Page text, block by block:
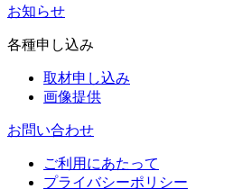
お知らせ
各種申し込み
取材申し込み
画像提供
お問い合わせ
ご利用にあたって
プライバシーポリシー